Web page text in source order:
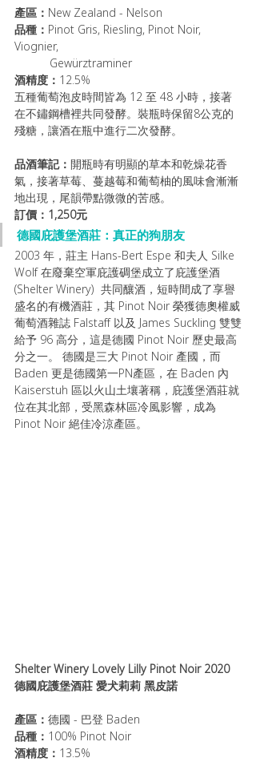
產區： New Zealand - Nelson
品種： Pinot Gris, Riesling, Pinot Noir,
Viognier,
           Gewürztraminer
酒精度： 12.5%
五種葡萄泡皮時間皆為 12 至 48 小時，接著
在不鏽鋼槽裡共同發酵。裝瓶時保留8公克的
殘糖，讓酒在瓶中進行二次發酵。
品酒筆記： 開瓶時有明顯的草本和乾燥花香
氣，接著草莓、蔓越莓和葡萄柚的風味會漸漸
地出現，尾韻帶點微微的苦感。
訂價：1,250元
德國庇護堡酒莊：真正的狗朋友
2003 年，莊主 Hans-Bert Espe 和夫人 Silke
Wolf 在廢棄空軍庇護碉堡成立了庇護堡酒
(Shelter Winery)  共同釀酒，短時間成了享譽
盛名的有機酒莊，其 Pinot Noir 榮獲德奧權威
葡萄酒雜誌 Falstaff 以及 James Suckling 雙雙
給予 96 高分，這是德國 Pinot Noir 歷史最高
分之一。 德國是三大 Pinot Noir 產國，而
Baden 更是德國第一PN產區，在 Baden 內
Kaiserstuh 區以火山土壤著稱，庇護堡酒莊就
位在其北部，受黑森林區冷風影響，成為
Pinot Noir 絕佳冷涼產區。
Shelter Winery Lovely Lilly Pinot Noir 2020
德國庇護堡酒莊 愛犬莉莉 黑皮諾
產區： 德國 - 巴登 Baden
品種： 100% Pinot Noir
酒精度： 13.5%